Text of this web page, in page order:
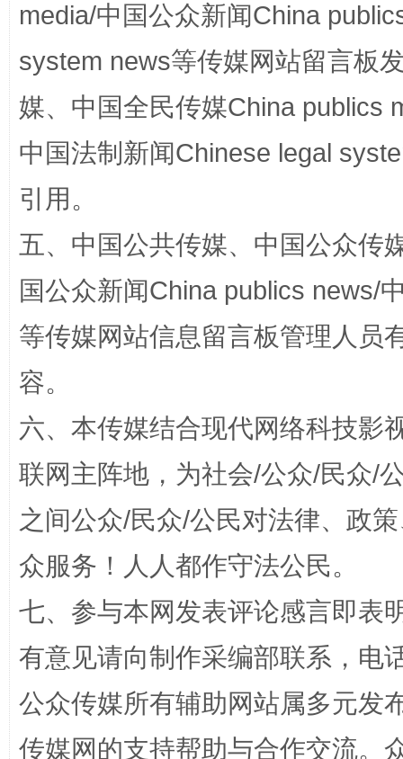
在谋一域中谋全局
今
习近平的博鳌关键词
魏明亮
media/中国公众新闻China
system news等传媒网站留言板
媒、中国全民传媒China publics
中国法制新闻Chinese legal
引用。
五、中国公共传媒、中国公众传
国公众新闻China publics news/
等传媒网站信息留言板管理人员
容。
六、本传媒结合现代网络科技影
联网主阵地，为社会/公众/民众/
之间公众/民众/公民对法律、政
众服务！人人都作守法公民。
七、参与本网发表评论感言即表
有意见请向制作采编部联系，电
公众传媒所有辅助网站属多元发
传媒网的支持帮助与合作交流。